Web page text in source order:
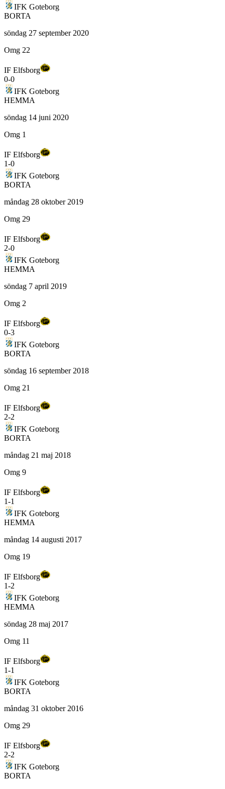
IFK Goteborg
BORTA
söndag 27 september 2020
Omg 22
IF Elfsborg
0-0
IFK Goteborg
HEMMA
söndag 14 juni 2020
Omg 1
IF Elfsborg
1-0
IFK Goteborg
BORTA
måndag 28 oktober 2019
Omg 29
IF Elfsborg
2-0
IFK Goteborg
HEMMA
söndag 7 april 2019
Omg 2
IF Elfsborg
0-3
IFK Goteborg
BORTA
söndag 16 september 2018
Omg 21
IF Elfsborg
2-2
IFK Goteborg
BORTA
måndag 21 maj 2018
Omg 9
IF Elfsborg
1-1
IFK Goteborg
HEMMA
måndag 14 augusti 2017
Omg 19
IF Elfsborg
1-2
IFK Goteborg
HEMMA
söndag 28 maj 2017
Omg 11
IF Elfsborg
1-1
IFK Goteborg
BORTA
måndag 31 oktober 2016
Omg 29
IF Elfsborg
2-2
IFK Goteborg
BORTA